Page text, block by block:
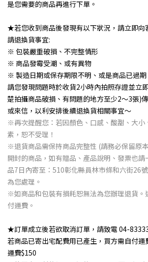
是您需要的商品再進行下單。
★若您收到商品後發現有以下狀況，請立即向
請退換貨事宜:
※ 包裝嚴重破損、不完整情形
※ 商品發霉受潮、或有異物
※ 製造日期或保存期限不明、或是商品已過期
請您發現問題時於收貨2小時內拍照存證並立
楚拍攝商品破損、有問題的地方至少2～3張)
或來信，以利安排後續退換貨相關事宜～
※再次提醒您：若因顏色、口感、酸甜、大小
素，恕不受理！
※退貨商品需保持商品完整性 (請務必保留原
開封的商品，如有贈品、產品說明、發票也請
品7日內寄至：510彰化縣員林市條和六街26
為您處理。
※如商品和包裝有損耗恕無法為您辦理退貨。
付運費。
★訂單成立後若欲取消訂單，請致電 04-
若商品已寄出宅配費用已產生，買方需自付
運費$150